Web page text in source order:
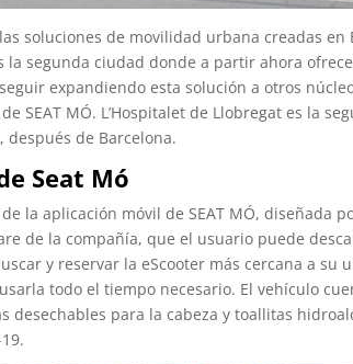
soluciones de movilidad urbana creadas en
la segunda ciudad donde a partir ahora
expandiendo esta solución a otros
SEAT MÓ. L’Hospitalet de Llobregat es la
después de Barcelona.
Seat Mó
la aplicación móvil de SEAT MÓ, diseñada
de la compañía, que el usuario puede
y reservar la eScooter más cercana a su
todo el tiempo necesario. El vehículo
desechables para la cabeza y toallitas